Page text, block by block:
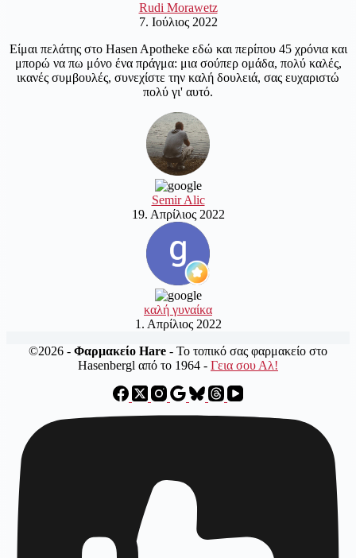
Rudi Morawetz
7. Ιούλιος 2022
Είμαι πελάτης στο Hasen Apotheke εδώ και περίπου 45 χρόνια και
μπορώ να πω μόνο ένα πράγμα: μια σούπερ ομάδα, πολύ καλές,
ικανές συμβουλές, συνεχίστε την καλή δουλειά, σας ευχαριστώ
πολύ γι' αυτό.
Semir Alic
19. Απρίλιος 2022
καλή γυναίκα
1. Απρίλιος 2022
©2026 - Φαρμακείο Hare - Το τοπικό σας φαρμακείο στο
Hasenbergl από το 1964 - Γεια σου Αλ!